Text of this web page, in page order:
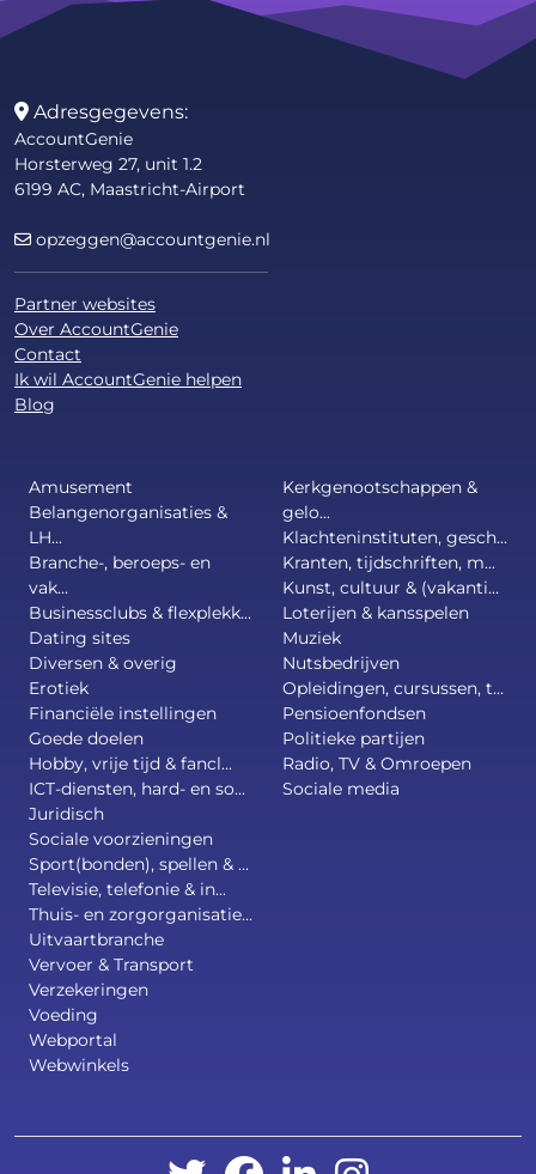
Adresgegevens:
AccountGenie
Horsterweg 27, unit 1.2
6199 AC, Maastricht-Airport
opzeggen@accountgenie.nl
Partner websites
Over AccountGenie
Contact
Ik wil AccountGenie helpen
Blog
Amusement
Belangenorganisaties &
LH...
Branche-, beroeps- en
vak...
Businessclubs & flexplekk...
Dating sites
Diversen & overig
Erotiek
Financiële instellingen
Goede doelen
Hobby, vrije tijd & fancl...
ICT-diensten, hard- en so...
Juridisch
Kerkgenootschappen &
gelo...
Klachteninstituten, gesch...
Kranten, tijdschriften, m...
Kunst, cultuur & (vakanti...
Loterijen & kansspelen
Muziek
Nutsbedrijven
Opleidingen, cursussen, t...
Pensioenfondsen
Politieke partijen
Radio, TV & Omroepen
Sociale media
Sociale voorzieningen
Sport(bonden), spellen & ...
Televisie, telefonie & in...
Thuis- en zorgorganisatie...
Uitvaartbranche
Vervoer & Transport
Verzekeringen
Voeding
Webportal
Webwinkels